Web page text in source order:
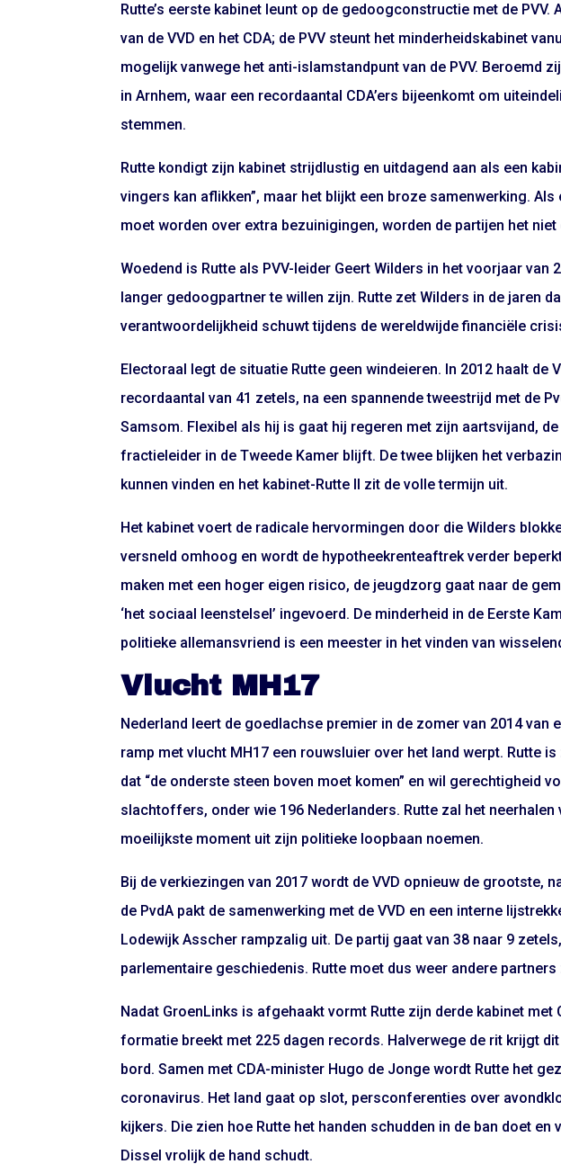
Rutte’s eerste kabinet leunt op de gedoogconstructie met de
van de VVD en het CDA; de PVV steunt het minderheidskabinet
mogelijk vanwege het anti-islamstandpunt van de PVV. Beroemd
in Arnhem, waar een recordaantal CDA’ers bijeenkomt om
stemmen.
Rutte kondigt zijn kabinet strijdlustig en uitdagend aan als een
vingers kan aflikken”, maar het blijkt een broze samenwerking.
moet worden over extra bezuinigingen, worden de partijen het niet
Woedend is Rutte als PVV-leider Geert Wilders in het voorjaar
langer gedoogpartner te willen zijn. Rutte zet Wilders in de jaren
verantwoordelijkheid schuwt tijdens de wereldwijde financiële
Electoraal legt de situatie Rutte geen windeieren. In 2012 haalt de
recordaantal van 41 zetels, na een spannende tweestrijd met de
Samsom. Flexibel als hij is gaat hij regeren met zijn aartsvijand,
fractieleider in de Tweede Kamer blijft. De twee blijken het
kunnen vinden en het kabinet-Rutte II zit de volle termijn uit.
Het kabinet voert de radicale hervormingen door die Wilders
versneld omhoog en wordt de hypotheekrenteaftrek verder
maken met een hoger eigen risico, de jeugdzorg gaat naar de
‘het sociaal leenstelsel’ ingevoerd. De minderheid in de Eerste
politieke allemansvriend is een meester in het vinden van
Vlucht MH17
Nederland leert de goedlachse premier in de zomer van 2014 van
ramp met vlucht MH17 een rouwsluier over het land werpt. Rutte
dat “de onderste steen boven moet komen” en wil gerechtigheid
slachtoffers, onder wie 196 Nederlanders. Rutte zal het neerhalen
moeilijkste moment uit zijn politieke loopbaan noemen.
Bij de verkiezingen van 2017 wordt de VVD opnieuw de grootste,
de PvdA pakt de samenwerking met de VVD en een interne
Lodewijk Asscher rampzalig uit. De partij gaat van 38 naar 9
parlementaire geschiedenis. Rutte moet dus weer andere partners
Nadat GroenLinks is afgehaakt vormt Rutte zijn derde kabinet met
formatie breekt met 225 dagen records. Halverwege de rit krijgt
bord. Samen met CDA-minister Hugo de Jonge wordt Rutte het
coronavirus. Het land gaat op slot, persconferenties over
kijkers. Die zien hoe Rutte het handen schudden in de ban doet en
Dissel vrolijk de hand schudt.